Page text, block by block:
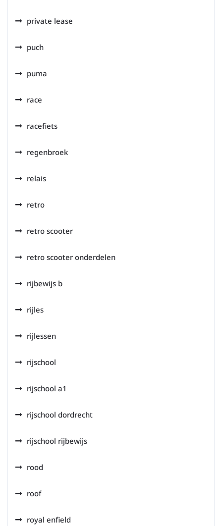
private lease
puch
puma
race
racefiets
regenbroek
relais
retro
retro scooter
retro scooter onderdelen
rijbewijs b
rijles
rijlessen
rijschool
rijschool a1
rijschool dordrecht
rijschool rijbewijs
rood
roof
royal enfield